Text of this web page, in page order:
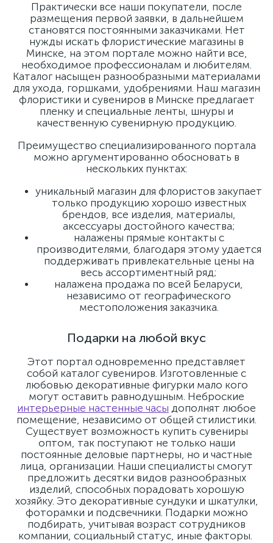
Практически все наши покупатели, после
размещения первой заявки, в дальнейшем
становятся постоянными заказчиками. Нет
нужды искать флористические магазины в
Минске, на этом портале можно найти все,
необходимое профессионалам и любителям.
Каталог насыщен разнообразными материалами
для ухода, горшками, удобрениями. Наш магазин
флористики и сувениров в Минске предлагает
пленку и специальные ленты, шнуры и
качественную сувенирную продукцию.
Преимущество специализированного портала
можно аргументированно обосновать в
нескольких пунктах:
уникальный магазин для флористов закупает
только продукцию хорошо известных
брендов, все изделия, материалы,
аксессуары достойного качества;
налажены прямые контакты с
производителями, благодаря этому удается
поддерживать привлекательные цены на
весь ассортиментный ряд;
налажена продажа по всей Беларуси,
независимо от географического
местоположения заказчика.
Подарки на любой вкус
Этот портал одновременно представляет
собой каталог сувениров. Изготовленные с
любовью декоративные фигурки мало кого
могут оставить равнодушным. Неброские
интерьерные настенные часы дополнят любое
помещение, независимо от общей стилистики.
Существует возможность купить сувениры
оптом, так поступают не только наши
постоянные деловые партнеры, но и частные
лица, организации. Наши специалисты смогут
предложить десятки видов разнообразных
изделий, способных порадовать хорошую
хозяйку. Это декоративные сундуки и шкатулки,
фоторамки и подсвечники. Подарки можно
подбирать, учитывая возраст сотрудников
компании, социальный статус, иные факторы.